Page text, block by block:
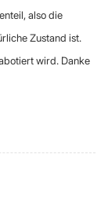
also die
Zustand ist.
wird. Danke